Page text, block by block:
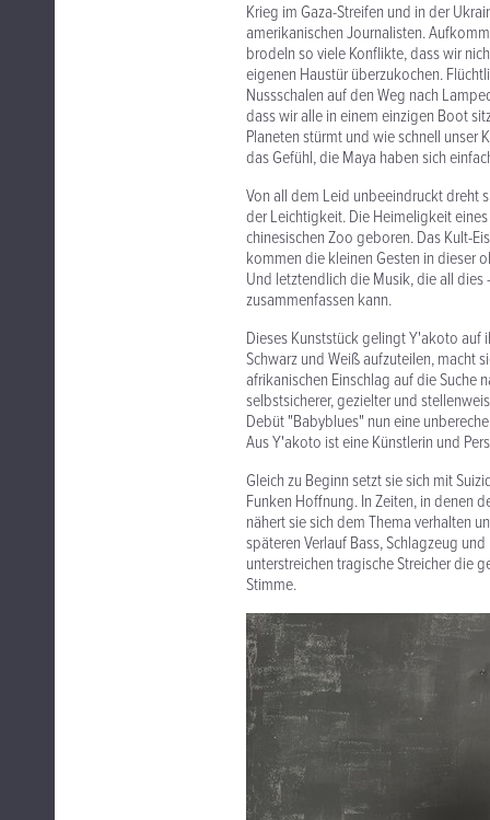
Krieg im Gaza-Streifen und in der
amerikanischen Journalisten.
brodeln so viele Konflikte, dass wir
eigenen Haustür überzukochen.
Nussschalen auf den Weg nach
dass wir alle in einem einzigen Boot
Planeten stürmt und wie schnell unser
das Gefühl, die Maya haben sich
Von all dem Leid unbeeindruckt dreht
der Leichtigkeit. Die Heimeligkeit
chinesischen Zoo geboren. Das Kult-
kommen die kleinen Gesten in dieser
Und letztendlich die Musik, die all
zusammenfassen kann.
Dieses Kunststück gelingt Y'akoto auf
Schwarz und Weiß aufzuteilen, macht
afrikanischen Einschlag auf die Suche
selbstsicherer, gezielter und
Debüt "Babyblues" nun eine
Aus Y'akoto ist eine Künstlerin und
Gleich zu Beginn setzt sie sich mit
Funken Hoffnung. In Zeiten, in denen
nähert sie sich dem Thema verhalten
späteren Verlauf Bass, Schlagzeug
unterstreichen tragische Streicher die
Stimme.